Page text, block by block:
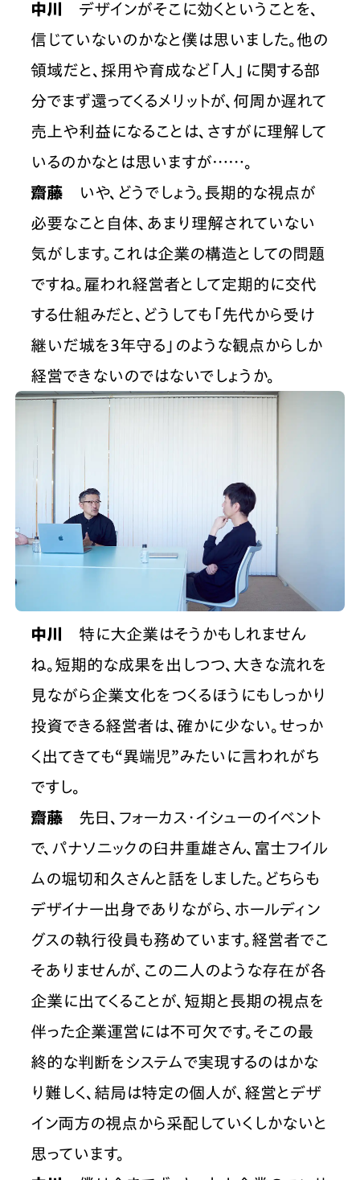
中川
デザインがそこに効くということを、
信じていないのかなと僕は思いました。他の
領域だと、採用や育成など「人」に関する部
分でまず還ってくるメリットが、何周か遅れて
売上や利益になることは、さすがに理解して
いるのかなとは思いますが……。
齋藤 いや、どうでしょう。長期的な視点が
必要なこと自体、あまり理解されていない
気がします。これは企業の構造としての問題
ですね。雇われ経営者として定期的に交代
する仕組みだと、どうしても「先代から受け
継いだ城を3年守る」のような観点からしか
経営できないのではないでしょうか。
中川
特に大企業はそうかもしれません
ね。短期的な成果を出しつつ、大きな流れを
見ながら企業文化をつくるほうにもしっかり
投資できる経営者は、確かに少ない。せっか
く出てきても“異端児”みたいに言われがち
ですし。
齋藤 先日、フォーカス・イシューのイベント
で、パナソニックの臼井重雄さん、富士フイル
ムの堀切和久さんと話をしました。どちらも
デザイナー出身でありながら、ホールディン
グスの執行役員も務めています。経営者でこ
そありませんが、この二人のような存在が各
企業に出てくることが、短期と長期の視点を
伴った企業運営には不可欠です。そこの最
終的な判断をシステムで実現するのはかな
り難しく、結局は特定の個人が、経営とデザ
イン両方の視点から采配していくしかないと
思っています。